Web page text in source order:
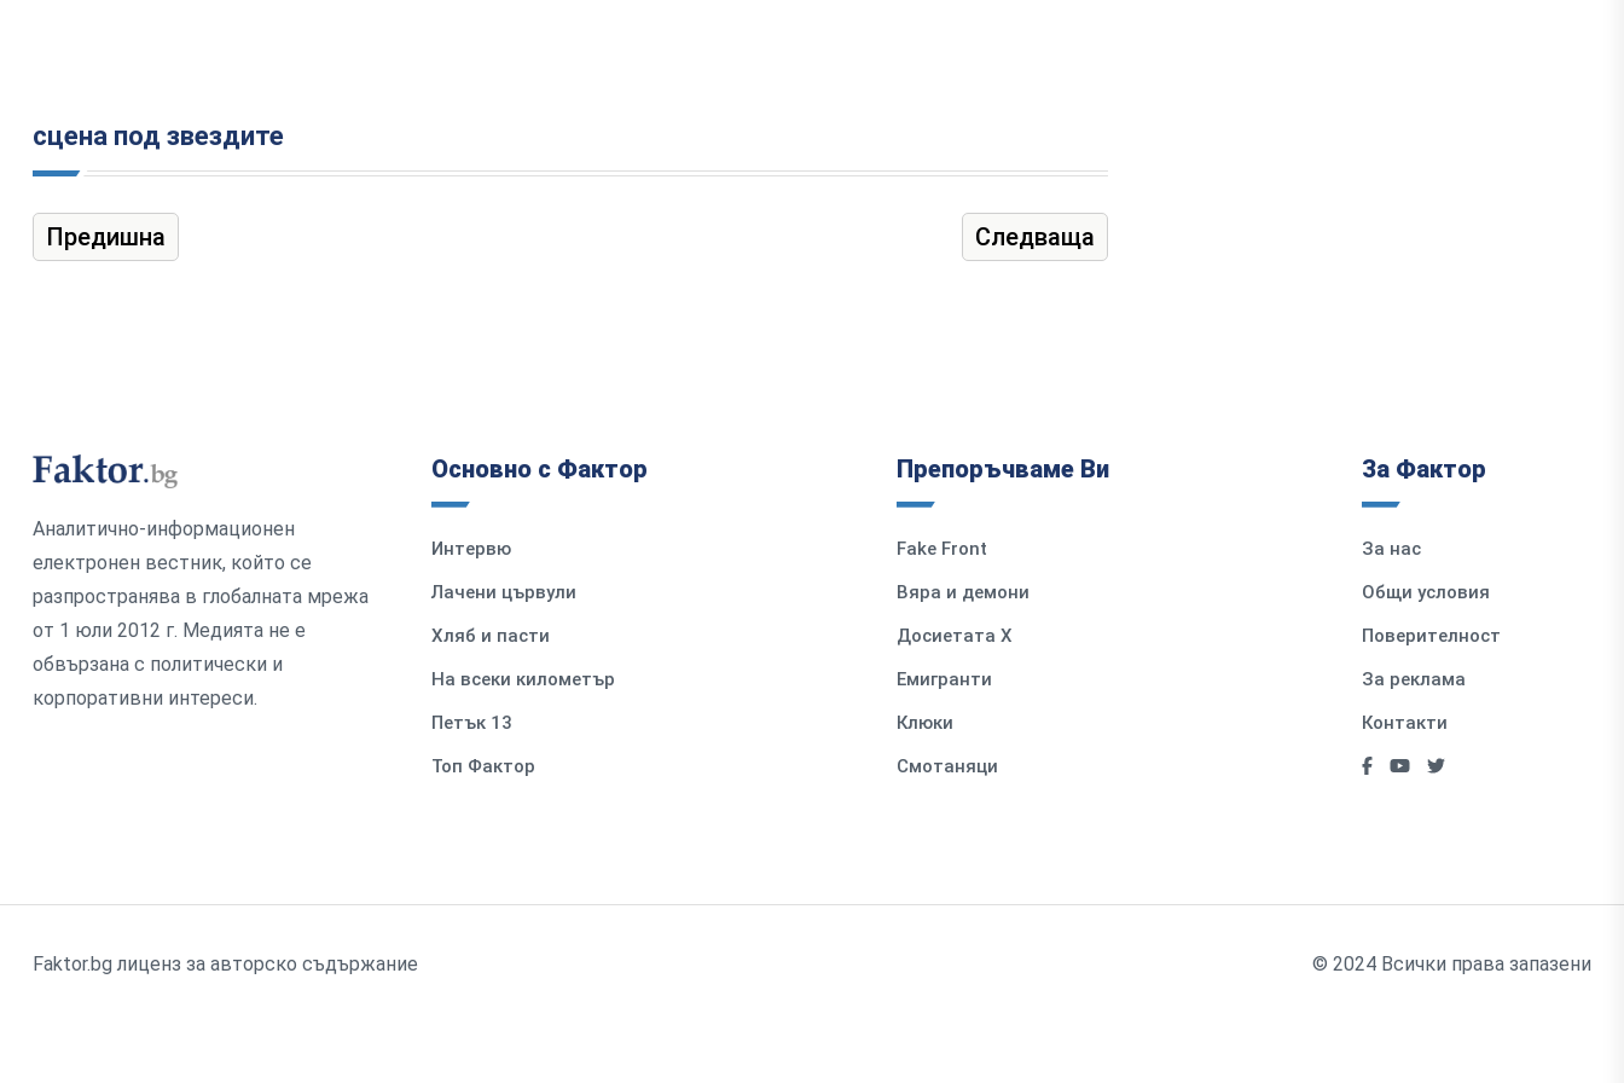
сцена под звездите
Предишна Следваща
Аналитично-информационен
електронен вестник, който се
разпространява в глобалната мрежа
от 1 юли 2012 г. Медията не е
обвързана с политически и
корпоративни интереси.
Основно с Фактор
Интервю
Лачени цървули
Хляб и пасти
На всеки километър
Петък 13
Топ Фактор
Препоръчваме Ви
Fake Front
Вяра и демони
Досиетата Х
Емигранти
Клюки
Смотаняци
За Фактор
За нас
Общи условия
Поверителност
За реклама
Контакти
Faktor.bg лиценз за авторско съдържание © 2024 Всички права запазени